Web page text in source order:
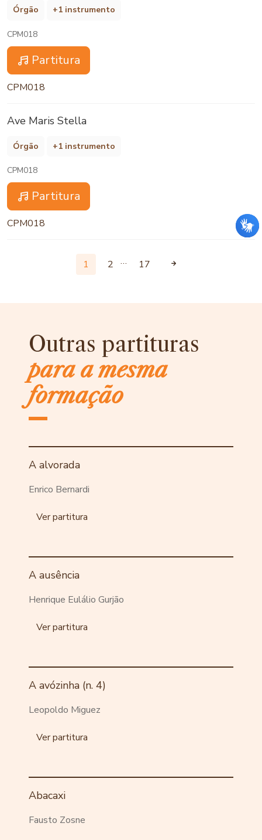
Órgão +1 instrumento
CPM018
Partitura
CPM018
Ave Maris Stella
Órgão +1 instrumento
CPM018
Partitura
CPM018
1 2 … 17
Outras partituras
para a mesma
formação
A alvorada
Enrico Bernardi
Ver partitura
A ausência
Henrique Eulálio Gurjão
Ver partitura
A avózinha (n. 4)
Leopoldo Miguez
Ver partitura
Abacaxi
Fausto Zosne